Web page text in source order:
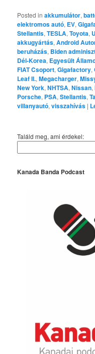
Posted in akkumulátor,
elektromos autó, EV,
Stellantis,TESLA,Toyota,
akkugyártás,Android
beruházás, Biden
Dél-Korea, Egyesült
FIAT Csoport,Gigafactory,
Leaf II.,Megacharger,
New York,NHTSA,Nissan,
Porsche, PSA,Stellantis,
villanyautó,visszahívás |
Találd meg, ami érdekel:
Kanada Banda Podcast